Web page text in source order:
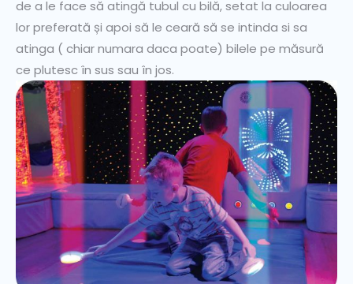
de a le face să atingă tubul cu bilă, setat la culoarea
lor preferată și apoi să le ceară să se intinda si sa
atinga ( chiar numara daca poate) bilele pe măsură
ce plutesc în sus sau în jos.